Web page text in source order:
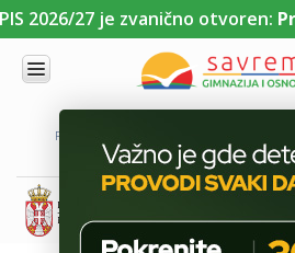
2026/27 je zvanično otvoren:
PORTAL ZA UČENIKE
NAMA
KOMBINOVANI
PROGRAM
NACIONALNI
PROGRAM